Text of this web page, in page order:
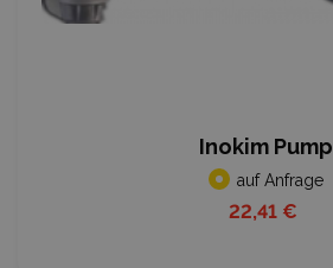
Inokim Pump
auf Anfrage
22,41 €